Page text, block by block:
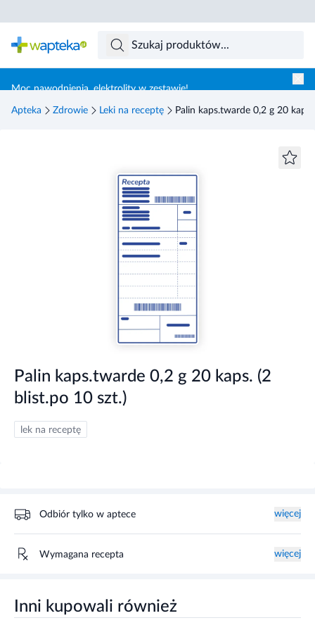
Moc nawodnienia, elektrolity w zestawie!
Apteka Zdrowie Leki na receptę Palin kaps.twarde 0,2 g 20
Palin kaps.twarde 0,2 g 20 kaps. (2
blist.po 10 szt.)
lek na receptę
Odbiór tylko w aptece więcej
Wymagana recepta więcej
Inni kupowali również